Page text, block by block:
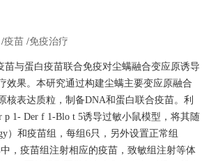
/疫苗 /免疫治疗
苗与蛋白疫苗联合免疫对尘螨融合变应原诱导
效果。本研究通过构建尘螨主要变应原融合
核表达质粒，制备DNA和蛋白联合疫苗。利
p 1- Der f 1-Blo t 5诱导过敏小鼠模型，将其随
）和疫苗组，每组6只，另外设置正常组
中，疫苗组注射相应的疫苗，致敏组注射等体